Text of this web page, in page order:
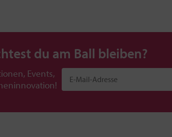
du am Ball bleiben?
Events,